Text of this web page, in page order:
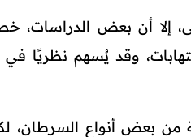
إلا أن بعض الدراسات،
وقد يُسهم نظريًا
من بعض أنواع السرطان،